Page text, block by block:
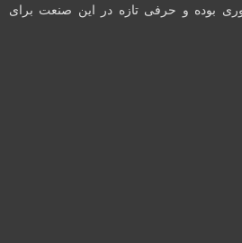
بوده و حرفی تازه در این صنعت برای